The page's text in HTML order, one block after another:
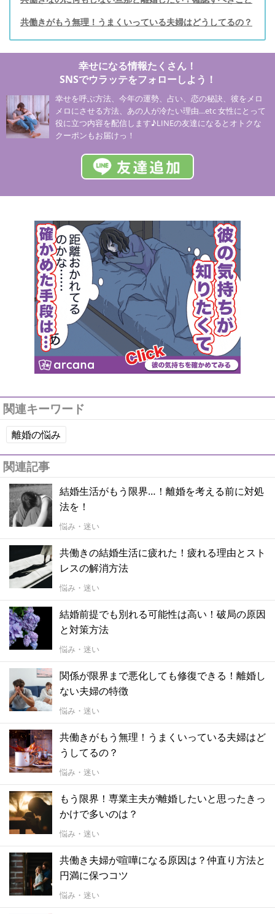
共働きがもう無理！うまくいっている夫婦はどうしてるの？
幸せになる情報たくさん！
SNSでウラッテをフォローしよう！
幸せを呼ぶ方法、今年の運勢、占い、恋の秘訣、彼をメロ
メロにさせる方法、あの人が冷たい理由…etc 女性にとって
役に立つ内容を配信します♪LINEの友達になるとオトクな
クーポンもお届けっ！
関連キーワード
離婚の悩み
関連記事
結婚生活がもう限界…！離婚を考える前に対処
法を！
悩み・迷い
共働きの結婚生活に疲れた！疲れる理由とスト
レスの解消方法
悩み・迷い
結婚前提でも別れる可能性は高い！破局の原因
と対策方法
悩み・迷い
関係が限界まで悪化しても修復できる！離婚し
ない夫婦の特徴
悩み・迷い
共働きがもう無理！うまくいっている夫婦はど
うしてるの？
悩み・迷い
もう限界！専業主夫が離婚したいと思ったきっ
かけで多いのは？
悩み・迷い
共働き夫婦が喧嘩になる原因は？仲直り方法と
円満に保つコツ
悩み・迷い